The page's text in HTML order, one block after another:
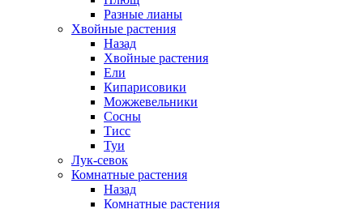
Разные лианы
Хвойные растения
Назад
Хвойные растения
Ели
Кипарисовики
Можжевельники
Сосны
Тисс
Туи
Лук-севок
Комнатные растения
Назад
Комнатные растения